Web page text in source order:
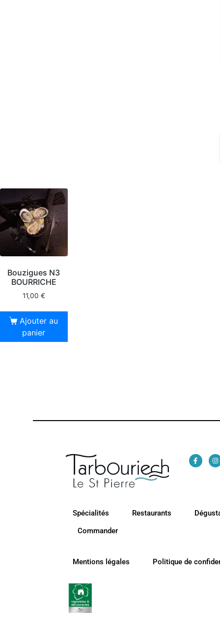
Bouzigues N3
BOURRICHE
11,00 €
Ajouter au
panier
Spécialités Restaurants
Commander
Mentions légales Politique de